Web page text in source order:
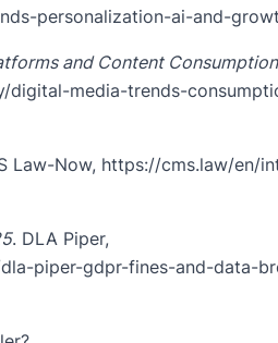
personalization-ai-and-
and Content Consumption
media-trends-
Law-Now, https://cms.law/en/
. DLA Piper,
piper-gdpr-fines-and-data-